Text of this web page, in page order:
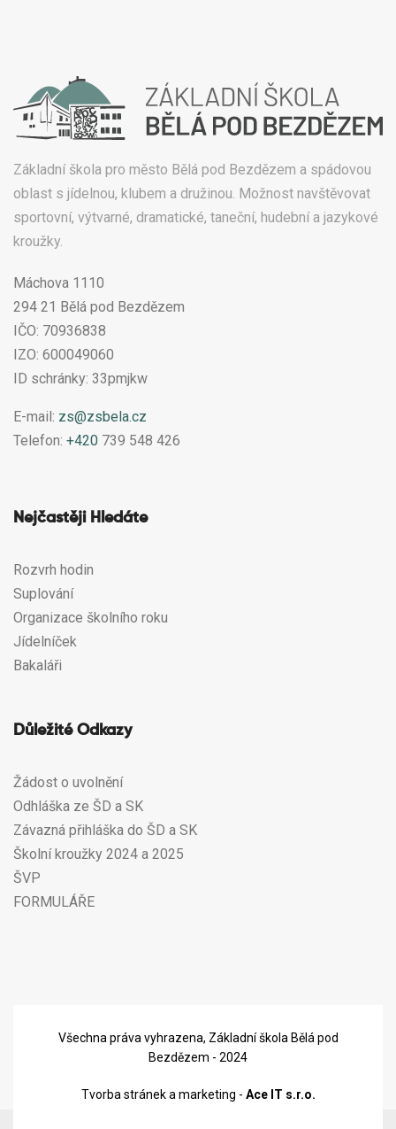
Základní škola pro město Bělá pod Bezdězem a spádovou
oblast s jídelnou, klubem a družinou. Možnost navštěvovat
sportovní, výtvarné, dramatické, taneční, hudební a jazykové
kroužky.
Máchova 1110
294 21 Bělá pod Bezdězem
IČO: 70936838
IZO: 600049060
ID schránky: 33pmjkw
E-mail: zs@zsbela.cz
Telefon: +420 739 548 426
Nejčastěji Hledáte
Rozvrh hodin
Suplování
Organizace školního roku
Jídelníček
Bakaláři
Důležité Odkazy
Žádost o uvolnění
Odhláška ze ŠD a SK
Závazná přihláška do ŠD a SK
Školní kroužky 2024 a 2025
ŠVP
FORMULÁŘE
Všechna práva vyhrazena, Základní škola Bělá pod
Bezdězem - 2024
Tvorba stránek a marketing - Ace IT s.r.o.